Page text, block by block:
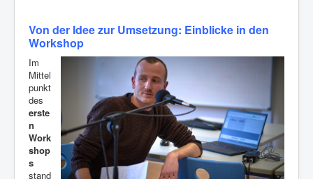
Von der Idee zur Umsetzung: Einblicke in den
Workshop
Im
Mittel
punkt
des
erste
n
Work
shop
s
stand